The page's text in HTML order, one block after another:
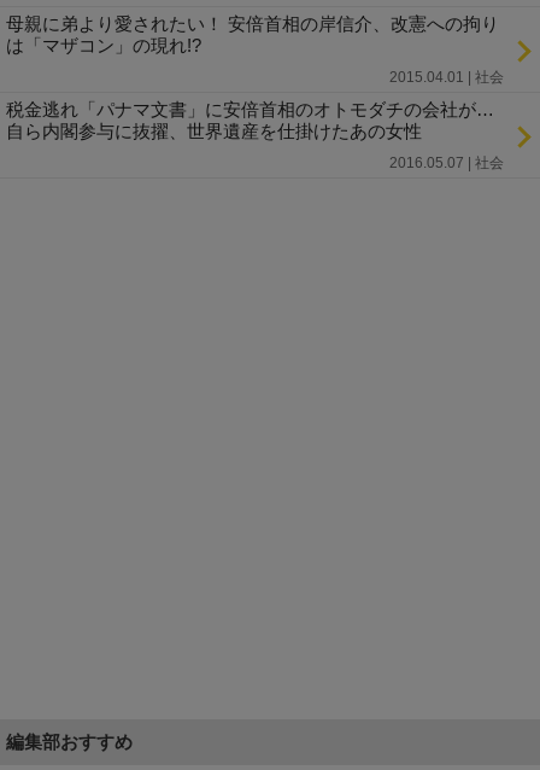
母親に弟より愛されたい！ 安倍首相の岸信介、改憲への拘り
は「マザコン」の現れ!?
2015.04.01 | 社会
税金逃れ「パナマ文書」に安倍首相のオトモダチの会社が…
自ら内閣参与に抜擢、世界遺産を仕掛けたあの女性
2016.05.07 | 社会
編集部おすすめ